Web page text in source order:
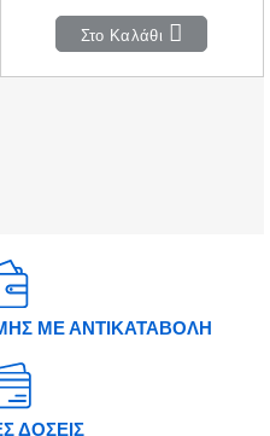
Στο Καλάθι
ΜΕ ΑΝΤΙΚΑΤΑΒΟΛΗ
ΔΟΣΕΙΣ